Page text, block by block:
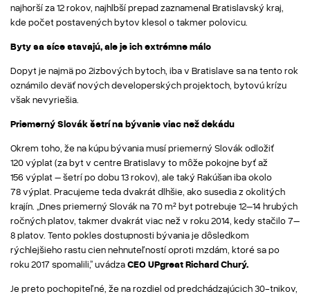
najhorší za 12 rokov, najhlbší prepad zaznamenal Bratislavský kraj,
kde počet postavených bytov klesol o takmer polovicu.
Byty sa síce stavajú, ale je ich extrémne málo
Dopyt je najmä po 2izbových bytoch, iba v Bratislave sa na tento rok
oznámilo deväť nových developerských projektoch, bytovú krízu
však nevyriešia.
Priemerný Slovák šetrí na bývanie viac než dekádu
Okrem toho, že na kúpu bývania musí priemerný Slovák odložiť
120 výplat (za byt v centre Bratislavy to môže pokojne byť až
156 výplat – šetrí po dobu 13 rokov), ale taký Rakúšan iba okolo
78 výplat. Pracujeme teda dvakrát dlhšie, ako susedia z okolitých
krajín. „Dnes priemerný Slovák na 70 m² byt potrebuje 12–14 hrubých
ročných platov, takmer dvakrát viac než v roku 2014, kedy stačilo 7–
8 platov. Tento pokles dostupnosti bývania je dôsledkom
rýchlejšieho rastu cien nehnuteľností oproti mzdám, ktoré sa po
roku 2017 spomalili,” uvádzaCEO UPgreat Richard Churý.
Je preto pochopiteľné, že na rozdiel od predchádzajúcich 30-tnikov,